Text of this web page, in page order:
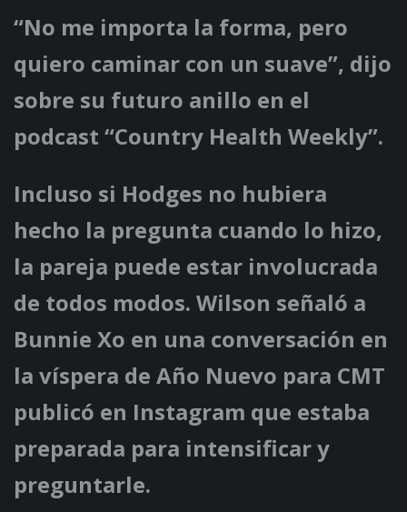
“No me importa la forma, pero
quiero caminar con un suave”, dijo
sobre su futuro anillo en el
podcast “Country Health Weekly”.
Incluso si Hodges no hubiera
hecho la pregunta cuando lo hizo,
la pareja puede estar involucrada
de todos modos. Wilson señaló a
Bunnie Xo en una conversación en
la víspera de Año Nuevo para CMT
publicó en Instagram que estaba
preparada para intensificar y
preguntarle.